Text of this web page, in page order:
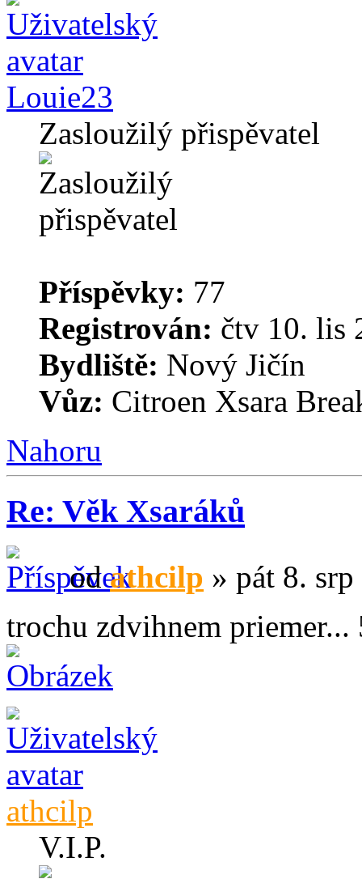
Louie23
Zasloužilý přispěvatel
Příspěvky: 77
Registrován: čtv 10. lis
Bydliště: Nový Jičín
Vůz: Citroen Xsara
Nahoru
Re: Věk Xsaráků
odathcilp » pát 8.
trochu zdvihnem priemer...
athcilp
V.I.P.